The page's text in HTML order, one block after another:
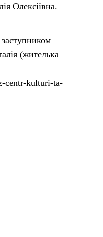
Олексіївна.
(жителька
centr-kulturi-ta-